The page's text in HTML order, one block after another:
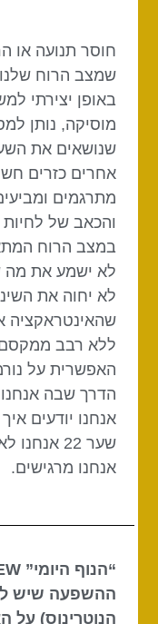
חוסר תנועה או
שמצב הרוח
באופן יצירתי
מוסיקה, נותן
שנושאים את
אחרים כזרים
מתרגמים
והכאב של לחיות
במצב הרוח
לא ישמע את מה
לא יחוה את
שהאינטראקציה
ללא רבב
האפשרית על
הדרך שבה
אנחנו יודעים
שער 22
אנחנו מרגישים.
הנוטרינוס) על